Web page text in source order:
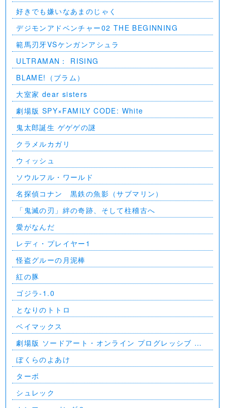
好きでも嫌いなあまのじゃく
デジモンアドベンチャー02 THE BEGINNING
範馬刃牙VSケンガンアシュラ
ULTRAMAN： RISING
BLAME!（ブラム）
大室家 dear sisters
劇場版 SPY×FAMILY CODE: White
⻤太郎誕生 ゲゲゲの謎
クラメルカガリ
ウィッシュ
ソウルフル・ワールド
名探偵コナン 黒鉄の魚影（サブマリン）
「鬼滅の刃」絆の奇跡、そして柱稽古へ
愛がなんだ
レディ・プレイヤー1
怪盗グルーの月泥棒
紅の豚
ゴジラ-1.0
となりのトトロ
ベイマックス
劇場版 ソードアート・オンライン プログレッシブ 星
なき夜のアリア
ぼくらのよあけ
ターボ
シュレック